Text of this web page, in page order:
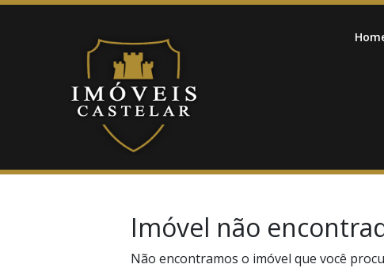
Imóvel não
Não encontramos o imóvel que você